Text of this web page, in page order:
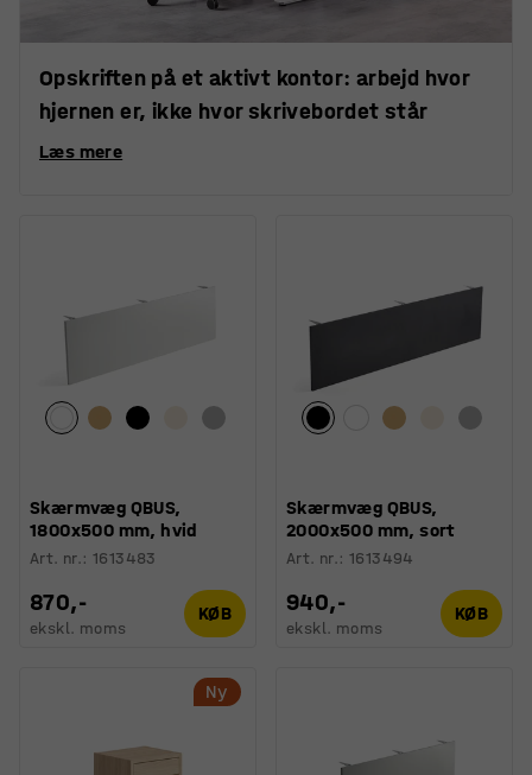
Opskriften på et aktivt kontor: arbejd hvor
hjernen er, ikke hvor skrivebordet står
Læs mere
Skærmvæg QBUS,
1800x500 mm, hvid
Art. nr.:1613483
870,-
ekskl. moms
KØB
Skærmvæg QBUS,
2000x500 mm, sort
Art. nr.:1613494
940,-
ekskl. moms
KØB
Ny